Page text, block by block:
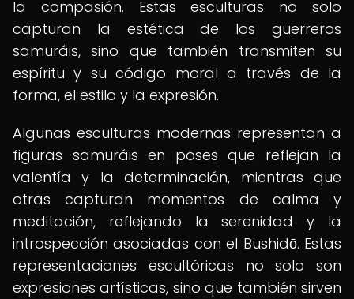
la compasión. Estas esculturas no solo
capturan la estética de los guerreros
samuráis, sino que también transmiten su
espíritu y su código moral a través de la
forma, el estilo y la expresión.
Algunas esculturas modernas representan a
figuras samuráis en poses que reflejan la
valentía y la determinación, mientras que
otras capturan momentos de calma y
meditación, reflejando la serenidad y la
introspección asociadas con el Bushidō. Estas
representaciones escultóricas no solo son
expresiones artísticas, sino que también sirven